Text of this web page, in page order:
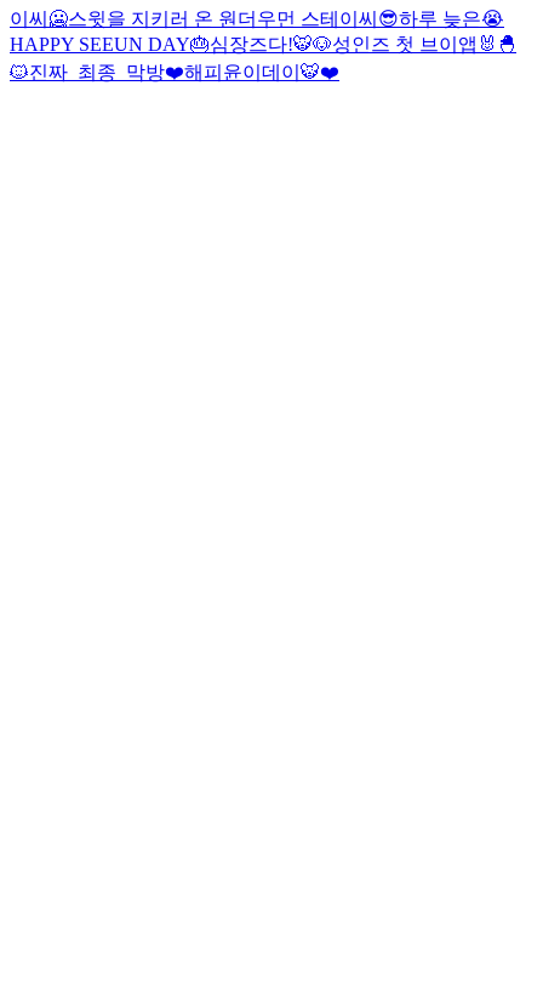
이씨🥶스윗을 지키러 온 원더우먼 스테이씨😎하루 늦은😭
HAPPY SEEUN DAY🎂심장즈다!🐯🐶성인즈 첫 브이앱🐰🐣
🐱진짜_최종_막방❤️해피윤이데이🐯❤️